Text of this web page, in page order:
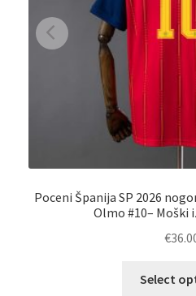
Poceni Španija SP 2026
Olmo #10– Moški
€
Select